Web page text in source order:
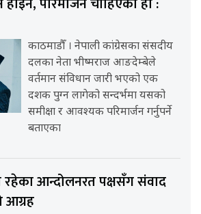
काठमाडौँ । नेपाली कांग्रेसका संसदीय
दलका नेता भीष्मराज आङदेम्बेले
वर्तमान संविधान जारी भएको एक
दशक पुग्न लागेको सन्दर्भमा यसको
समीक्षा र आवश्यक परिमार्जन गर्नुपर्ने
बताएका
आन्दोलनरत पक्षसँग संवाद
आग्रह